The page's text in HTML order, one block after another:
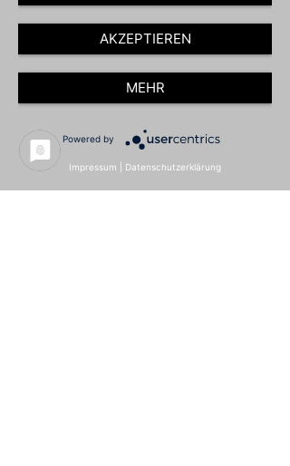
AKZEPTIEREN
MEHR
Powered by
Impressum Datenschutzerklärung